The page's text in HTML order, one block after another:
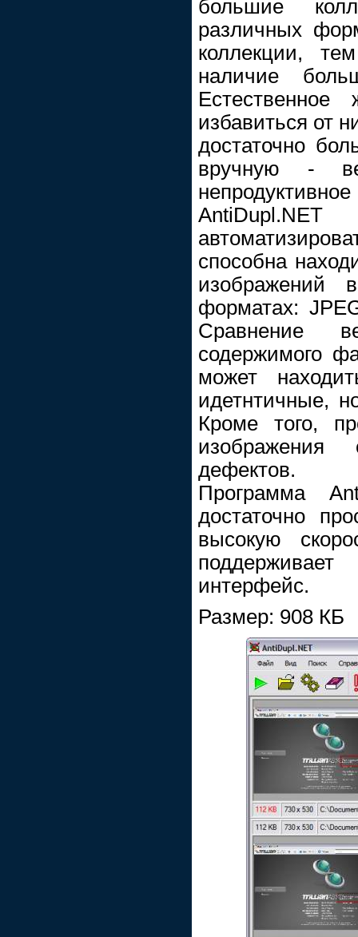
большие
различных
коллекции,
наличие
Естественное
избавиться от
достаточно
вручную -
способна
изображений
форматах:
Сравнение
содержимого
может
идетнтичные,
Кроме того,
дефектов.
Программа
достаточно
высокую
интерфейс.
Размер: 908 КБ